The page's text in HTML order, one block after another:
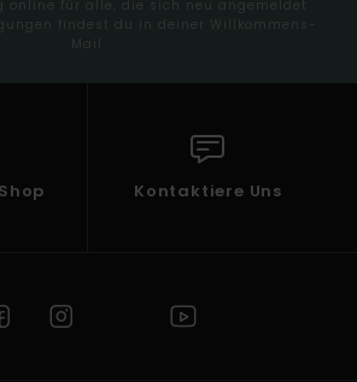
online für alle, die sich neu angemeldet
findest du in deiner Willkommens-
Mail
Kontaktiere Uns